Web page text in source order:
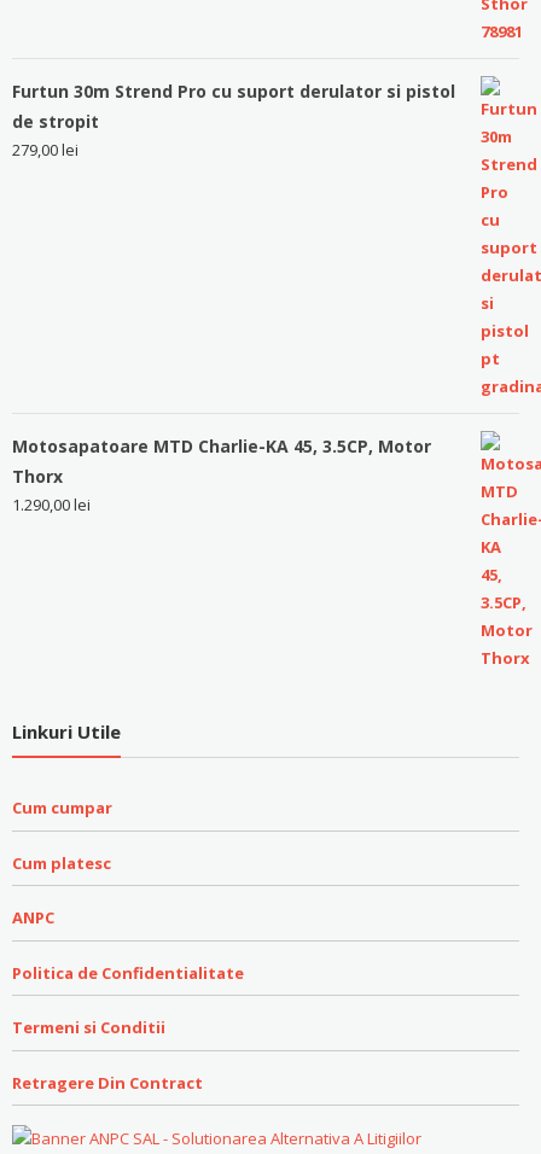
Furtun 30m Strend Pro cu suport derulator si pistol
de stropit
279,00lei
Motosapatoare MTD Charlie-KA 45, 3.5CP, Motor
Thorx
1.290,00lei
Linkuri Utile
Cum cumpar
Cum platesc
ANPC
Politica de Confidentialitate
Termeni si Conditii
Retragere Din Contract